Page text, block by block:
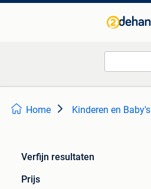
Home Kinderen en Baby's
Verfijn resultaten
Prijs